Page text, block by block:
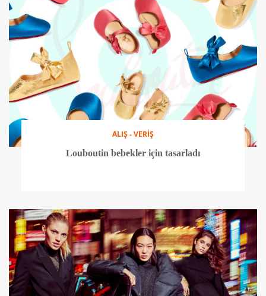
ALIŞ - VERİŞ
Louboutin bebekler için tasarladı